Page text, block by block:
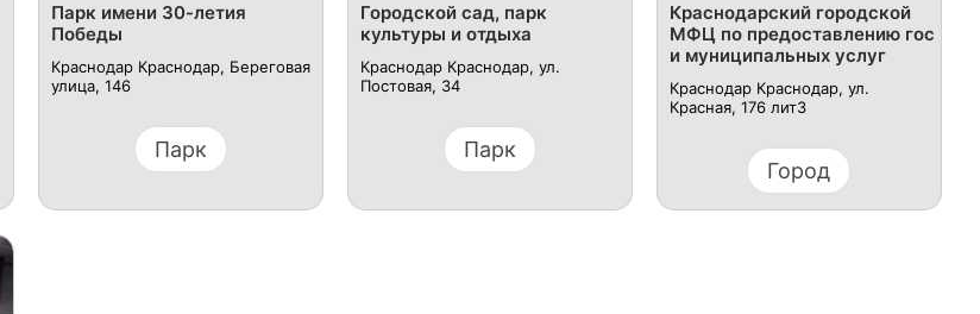
Парк имени 30-летия
Победы
Краснодар Краснодар, Береговая
улица, 146
Парк
Городской сад, парк
культуры и отдыха
Краснодар Краснодар, ул.
Постовая, 34
Парк
Краснодарский городской
МФЦ по предоставлению гос
и муниципальных услуг
Краснодар Краснодар, ул.
Красная, 176 лит3
Город